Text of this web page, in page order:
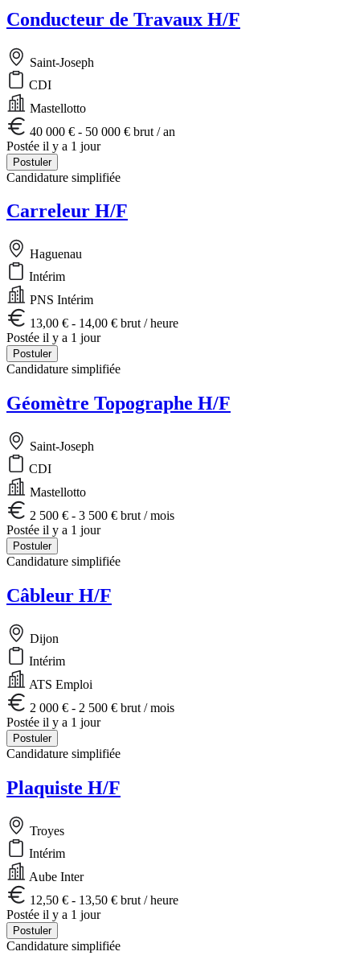
Conducteur de Travaux H/F
Saint-Joseph
CDI
Mastellotto
40 000 € - 50 000 € brut / an
Postée il y a 1 jour
Postuler
Candidature simplifiée
Carreleur H/F
Haguenau
Intérim
PNS Intérim
13,00 € - 14,00 € brut / heure
Postée il y a 1 jour
Postuler
Candidature simplifiée
Géomètre Topographe H/F
Saint-Joseph
CDI
Mastellotto
2 500 € - 3 500 € brut / mois
Postée il y a 1 jour
Postuler
Candidature simplifiée
Câbleur H/F
Dijon
Intérim
ATS Emploi
2 000 € - 2 500 € brut / mois
Postée il y a 1 jour
Postuler
Candidature simplifiée
Plaquiste H/F
Troyes
Intérim
Aube Inter
12,50 € - 13,50 € brut / heure
Postée il y a 1 jour
Postuler
Candidature simplifiée